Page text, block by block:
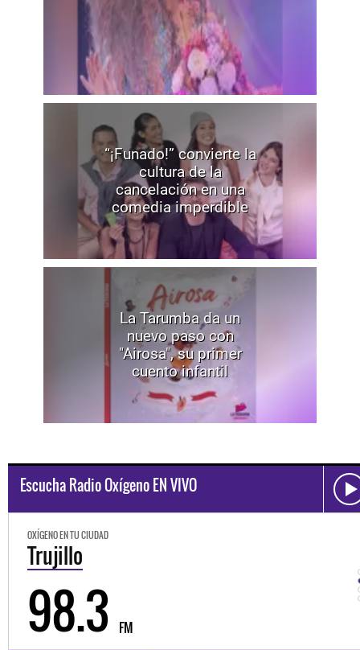
“¡Funado!” convierte la
cultura de la
cancelación en una
comedia imperdible
La Tarumba da un
nuevo paso con
"Airosa", su primer
cuento infantil
Escucha Radio Oxígeno EN VIVO
OXÍGENO EN TU CIUDAD
Trujillo
98.3 FM